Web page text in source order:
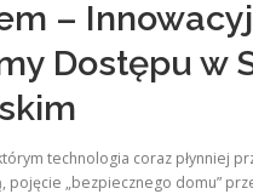
–
Dostępu w
technologia coraz płynniej
pojęcie „bezpiecznego domu”